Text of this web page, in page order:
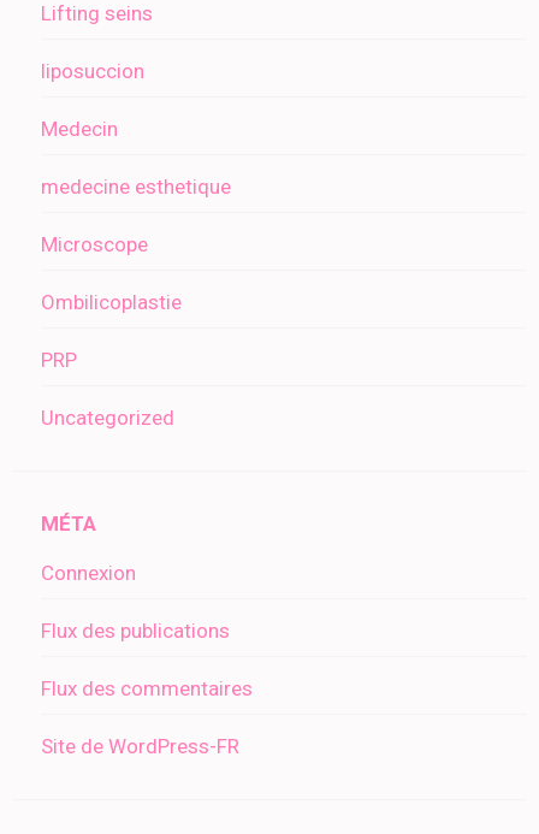
Lifting seins
liposuccion
Medecin
medecine esthetique
Microscope
Ombilicoplastie
PRP
Uncategorized
MÉTA
Connexion
Flux des publications
Flux des commentaires
Site de WordPress-FR